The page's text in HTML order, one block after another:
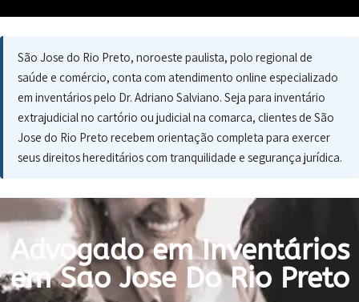
São Jose do Rio Preto, noroeste paulista, polo regional de
saúde e comércio, conta com atendimento online especializado
em inventários pelo Dr. Adriano Salviano. Seja para inventário
extrajudicial no cartório ou judicial na comarca, clientes de São
Jose do Rio Preto recebem orientação completa para exercer
seus direitos hereditários com tranquilidade e segurança jurídica.
Advogado em Inventários
em Sao Jose Do Rio Preto